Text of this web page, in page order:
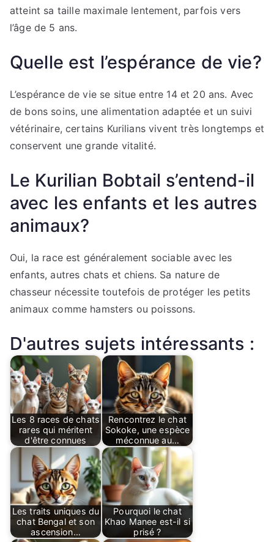
atteint sa taille maximale lentement, parfois vers
l’âge de 5 ans.
Quelle est l’espérance de vie?
L’espérance de vie se situe entre 14 et 20 ans. Avec
de bons soins, une alimentation adaptée et un suivi
vétérinaire, certains Kurilians vivent très longtemps et
conservent une grande vitalité.
Le Kurilian Bobtail s’entend-il
avec les enfants et les autres
animaux?
Oui, la race est généralement sociable avec les
enfants, autres chats et chiens. Sa nature de
chasseur nécessite toutefois de protéger les petits
animaux comme hamsters ou poissons.
D'autres sujets intéressants :
Les 8 races de chats
rares qui méritent
d'être connues
Rencontrez le chat
Sokoke, une espèce
méconnue au…
Les traits uniques du
chat Bengal et son
ascension…
Pourquoi le chat
Khao Manee est-il si
prisé ?